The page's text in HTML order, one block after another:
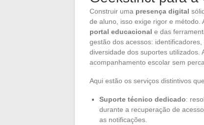
Construir uma presença digital
de aluno, isso exige rigor e
portal educacional e das
gestão dos acessos:
diversidade dos suportes utilizados.
acompanhamento escolar sem
Aqui estão os serviços distintivos
Suporte técnico dedicado:
durante a recuperação de
as notificações.